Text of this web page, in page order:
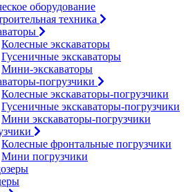
оборудование
техника
Колесные экскаваторы
Гусеничные экскаваторы
Мини-экскаваторы
погрузчики
Колесные экскаваторы-погрузчики
Гусеничные экскаваторы-погрузчики
Мини экскаваторы-погрузчики
Колесные фронтальные погрузчики
Мини погрузчики